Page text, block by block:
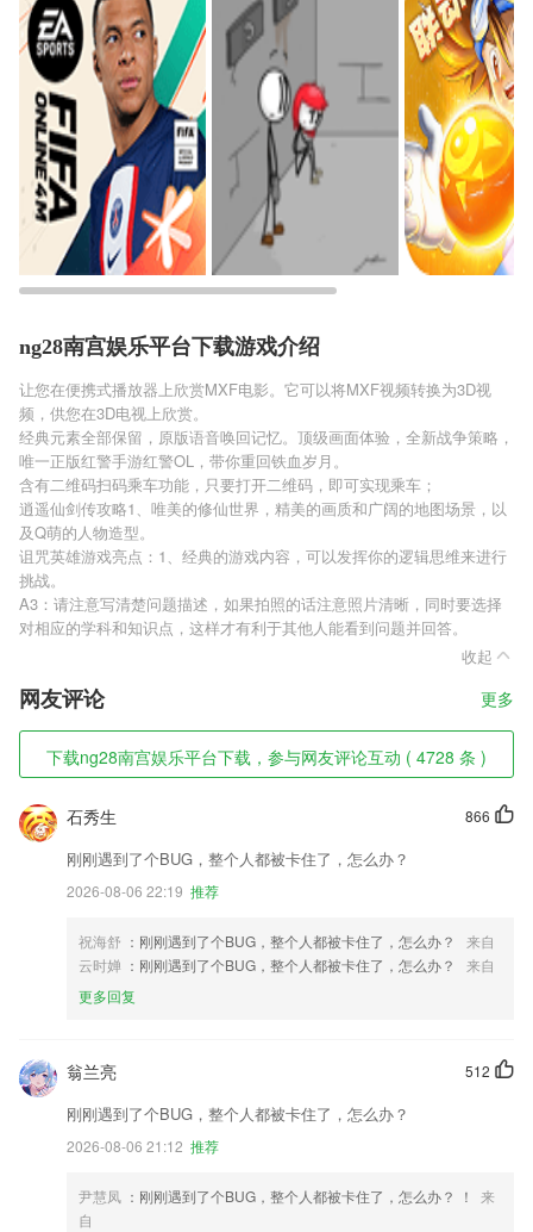
ng28南宫娱乐平台下载游戏介绍
让您在便携式播放器上欣赏MXF电影。它可以将MXF视频转换为3D视
频，供您在3D电视上欣赏。
经典元素全部保留，原版语音唤回记忆。顶级画面体验，全新战争策略，
唯一正版红警手游红警OL，带你重回铁血岁月。
含有二维码扫码乘车功能，只要打开二维码，即可实现乘车；
逍遥仙剑传攻略1、唯美的修仙世界，精美的画质和广阔的地图场景，以
及Q萌的人物造型。
诅咒英雄游戏亮点：1、经典的游戏内容，可以发挥你的逻辑思维来进行
挑战。
A3：请注意写清楚问题描述，如果拍照的话注意照片清晰，同时要选择
对相应的学科和知识点，这样才有利于其他人能看到问题并回答。
收起
网友评论 更多
下载ng28南宫娱乐平台下载，参与网友评论互动 ( 4728 条 )
866
石秀生
刚刚遇到了个BUG，整个人都被卡住了，怎么办？
2026-08-06 22:19 推荐
祝海舒 ：刚刚遇到了个BUG，整个人都被卡住了，怎么办？
来自
云时婵 ：刚刚遇到了个BUG，整个人都被卡住了，怎么办？
来自
更多回复
512
翁兰亮
刚刚遇到了个BUG，整个人都被卡住了，怎么办？
2026-08-06 21:12 推荐
尹慧凤 ：刚刚遇到了个BUG，整个人都被卡住了，怎么办？ ！
来
自